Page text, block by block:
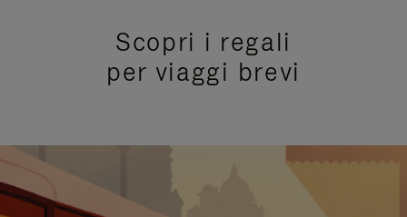
Scopri i regali
per viaggi brevi